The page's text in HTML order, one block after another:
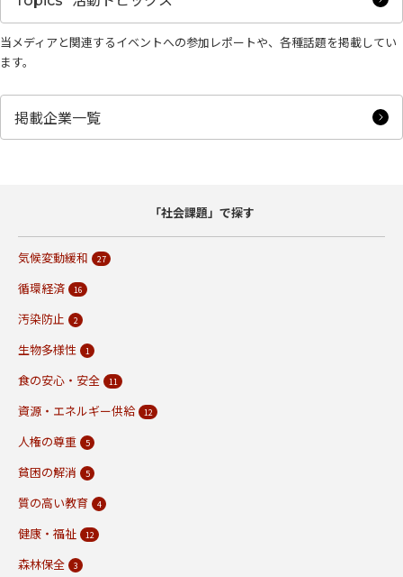
当メディアと関連するイベントへの参加レポートや、各種話題を掲載してい
ます。
掲載企業一覧
「社会課題」で探す
気候変動緩和 27
循環経済 16
汚染防止 2
生物多様性 1
食の安心・安全 11
資源・エネルギー供給 12
人権の尊重 5
貧困の解消 5
質の高い教育 4
健康・福祉 12
森林保全 3